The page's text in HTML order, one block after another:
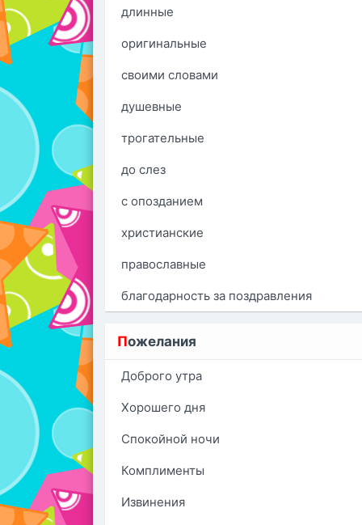
длинные
оригинальные
своими словами
душевные
трогательные
до слез
с опозданием
христианские
православные
благодарность за поздравления
Пожелания
Доброго утра
Хорошего дня
Спокойной ночи
Комплименты
Извинения